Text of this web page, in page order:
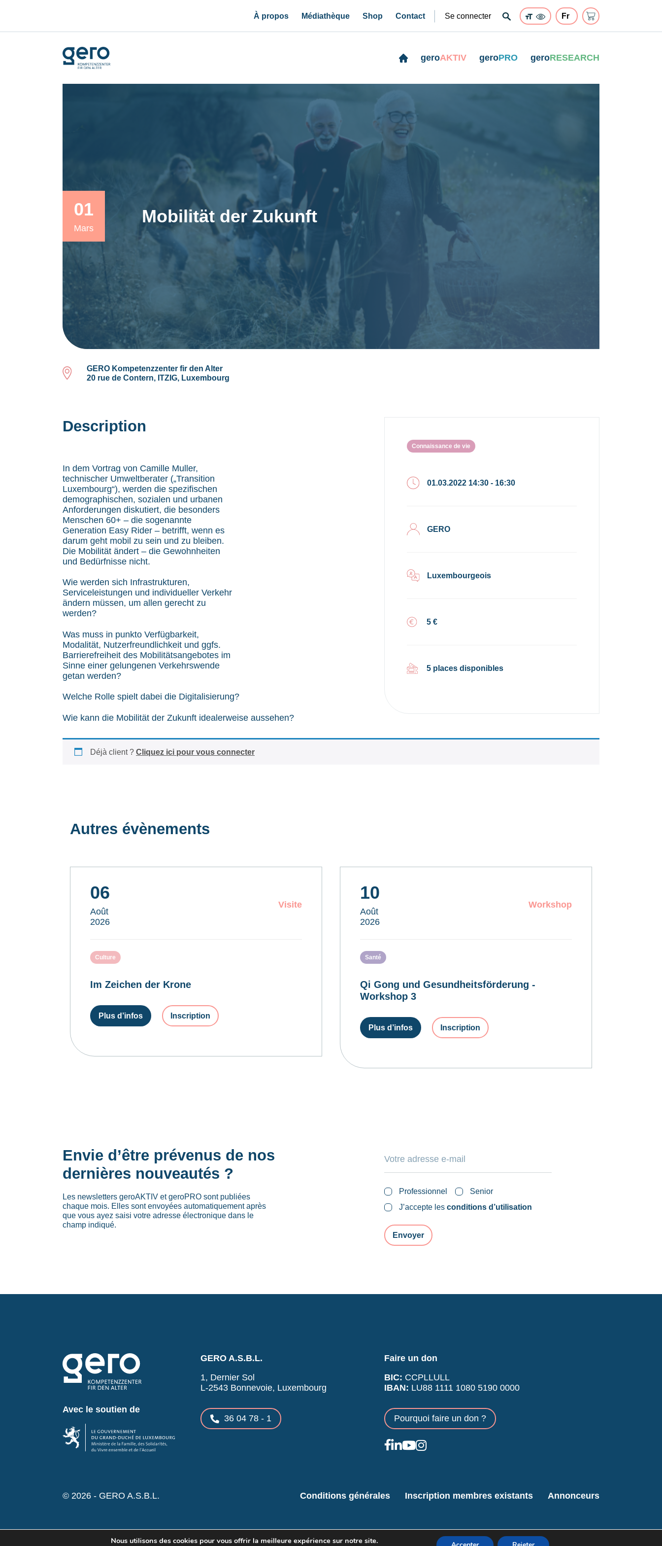
À propos Médiathèque Shop Contact Se connecter
geroAKTIV geroPRO geroRESEARCH
01
Mars
Mobilität der Zukunft
GERO Kompetenzzenter fir den Alter
20 rue de Contern, ITZIG, Luxembourg
Description
In dem Vortrag von Camille Muller,
technischer Umweltberater („Transition
Luxembourg“), werden die spezifischen
demographischen, sozialen und urbanen
Anforderungen diskutiert, die besonders
Menschen 60+ – die sogenannte
Generation Easy Rider – betrifft, wenn es
darum geht mobil zu sein und zu bleiben.
Die Mobilität ändert – die Gewohnheiten
und Bedürfnisse nicht.
Wie werden sich Infrastrukturen,
Serviceleistungen und individueller Verkehr
ändern müssen, um allen gerecht zu
werden?
Was muss in punkto Verfügbarkeit,
Modalität, Nutzerfreundlichkeit und ggfs.
Barrierefreiheit des Mobilitätsangebotes im
Sinne einer gelungenen Verkehrswende
getan werden?
Welche Rolle spielt dabei die Digitalisierung?
Wie kann die Mobilität der Zukunft idealerweise aussehen?
Connaissance de vie
01.03.2022 14:30 - 16:30
GERO
Luxembourgeois
5 €
5 places disponibles
Déjà client ? Cliquez ici pour vous connecter
Autres évènements
06
Août
2026
Visite
Culture
Im Zeichen der Krone
Plus d’infos Inscription
10
Août
2026
Workshop
Santé
Qi Gong und Gesundheitsförderung -
Workshop 3
Plus d’infos Inscription
Envie d’être prévenus de nos
dernières nouveautés ?
Les newsletters geroAKTIV et geroPRO sont publiées
chaque mois. Elles sont envoyées automatiquement après
que vous ayez saisi votre adresse électronique dans le
champ indiqué.
Professionnel
Senior
J’accepte lesconditions d’utilisation
Avec le soutien de
GERO A.S.B.L.
1, Dernier Sol
L-2543 Bonnevoie, Luxembourg
36 04 78 - 1
Faire un don
BIC: CCPLLULL
IBAN: LU88 1111 1080 5190 0000
Pourquoi faire un don ?
© 2026 - GERO A.S.B.L. Conditions générales Inscription membres existants Annonceurs
Nous utilisons des cookies pour vous offrir la meilleure expérience sur notre site.